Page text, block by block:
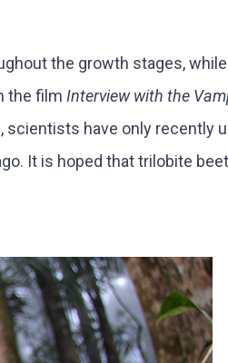
the growth stages,
the film Interview with the
scientists have only recently
It is hoped that trilobite